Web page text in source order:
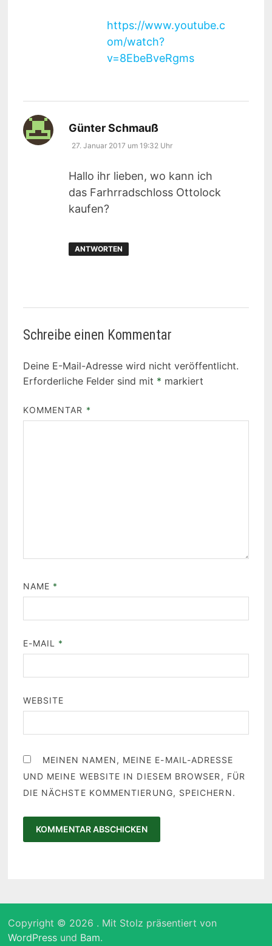
https://www.youtube.c
om/watch?
v=8EbeBveRgms
Günter Schmauß
27. Januar 2017 um 19:32 Uhr
Hallo ihr lieben, wo kann ich
das Farhrradschloss Ottolock
kaufen?
ANTWORTEN
Schreibe einen Kommentar
Deine E-Mail-Adresse wird nicht veröffentlicht.
Erforderliche Felder sind mit * markiert
KOMMENTAR *
NAME *
E-MAIL *
WEBSITE
MEINEN NAMEN, MEINE E-MAIL-ADRESSE
UND MEINE WEBSITE IN DIESEM BROWSER, FÜR
DIE NÄCHSTE KOMMENTIERUNG, SPEICHERN.
Copyright © 2026 . Mit Stolz präsentiert von
WordPressund Bam.